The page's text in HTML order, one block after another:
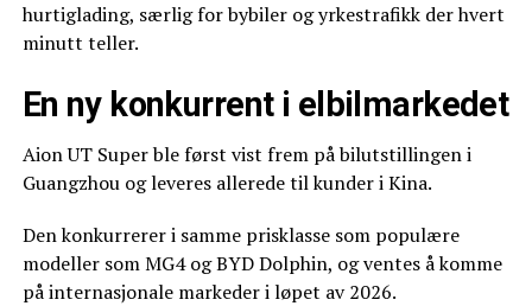
hurtiglading, særlig for bybiler og yrkestrafikk der hvert
minutt teller.
En ny konkurrent i elbilmarkedet
Aion UT Super ble først vist frem på bilutstillingen i
Guangzhou og leveres allerede til kunder i Kina.
Den konkurrerer i samme prisklasse som populære
modeller som MG4 og BYD Dolphin, og ventes å komme
på internasjonale markeder i løpet av 2026.